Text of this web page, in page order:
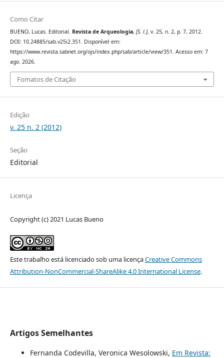
Como Citar
BUENO, Lucas. Editorial. Revista de Arqueologia, [S. l.], v. 25, n. 2, p. 7, 2012.
DOI: 10.24885/sab.v25i2.351. Disponível em:
https://www.revista.sabnet.org/ojs/index.php/sab/article/view/351. Acesso em: 7
ago. 2026.
Fomatos de Citação
Edição
v. 25 n. 2 (2012)
Seção
Editorial
Licença
Copyright (c) 2021 Lucas Bueno
Este trabalho está licenciado sob uma licençaCreative Commons
Attribution-NonCommercial-ShareAlike 4.0 International License.
Artigos Semelhantes
Fernanda Codevilla, Veronica Wesolowski, Em Revista: